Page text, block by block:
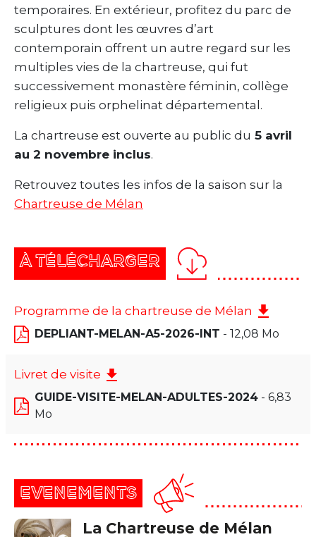
temporaires. En extérieur, profitez du parc de
sculptures dont les œuvres d’art
contemporain offrent un autre regard sur les
multiples vies de la chartreuse, qui fut
successivement monastère féminin, collège
religieux puis orphelinat départemental.
La chartreuse est ouverte au public du 5 avril
au 2 novembre inclus.
Retrouvez toutes les infos de la saison sur la
Chartreuse de Mélan
À TÉLÉCHARGER
Programme de la chartreuse de Mélan
DEPLIANT-MELAN-A5-2026-INT - 12,08 Mo
Livret de visite
GUIDE-VISITE-MELAN-ADULTES-2024 - 6,83
Mo
EVENEMENTS
La Chartreuse de Mélan